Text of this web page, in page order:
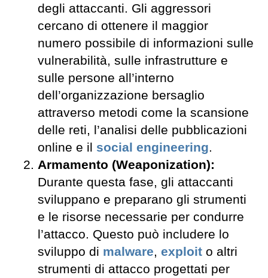
degli attaccanti. Gli aggressori
cercano di ottenere il maggior
numero possibile di informazioni sulle
vulnerabilità, sulle infrastrutture e
sulle persone all’interno
dell’organizzazione bersaglio
attraverso metodi come la scansione
delle reti, l’analisi delle pubblicazioni
online e il social engineering.
Armamento (Weaponization):
Durante questa fase, gli attaccanti
sviluppano e preparano gli strumenti
e le risorse necessarie per condurre
l’attacco. Questo può includere lo
sviluppo di malware, exploit o altri
strumenti di attacco progettati per